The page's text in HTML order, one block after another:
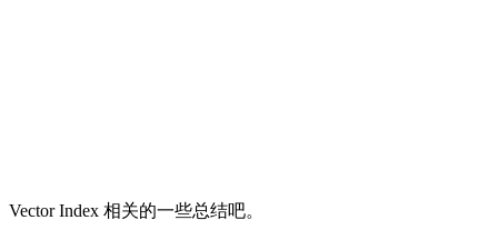
Vector Index 相关的一些总结吧。